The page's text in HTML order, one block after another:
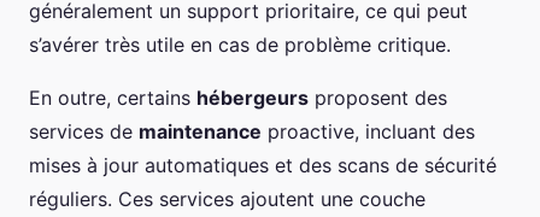
généralement un support prioritaire, ce qui peut
s’avérer très utile en cas de problème critique.
En outre, certains hébergeurs proposent des
services de maintenance proactive, incluant des
mises à jour automatiques et des scans de sécurité
réguliers. Ces services ajoutent une couche